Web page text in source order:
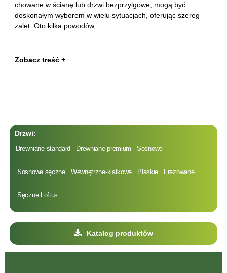
chowane w ścianę lub drzwi bezprzylgowe, mogą być
doskonałym wyborem w wielu sytuacjach, oferując szereg
zalet. Oto kilka powodów,…
Zobacz treść +
Drzwi:
Drewniane standard Drewniane premium Sosnowe
Sosnowe sęczne Wewnętrzne-klatkowe Płaskie Frezowane
Sęczne Loftus
Katalog produktów